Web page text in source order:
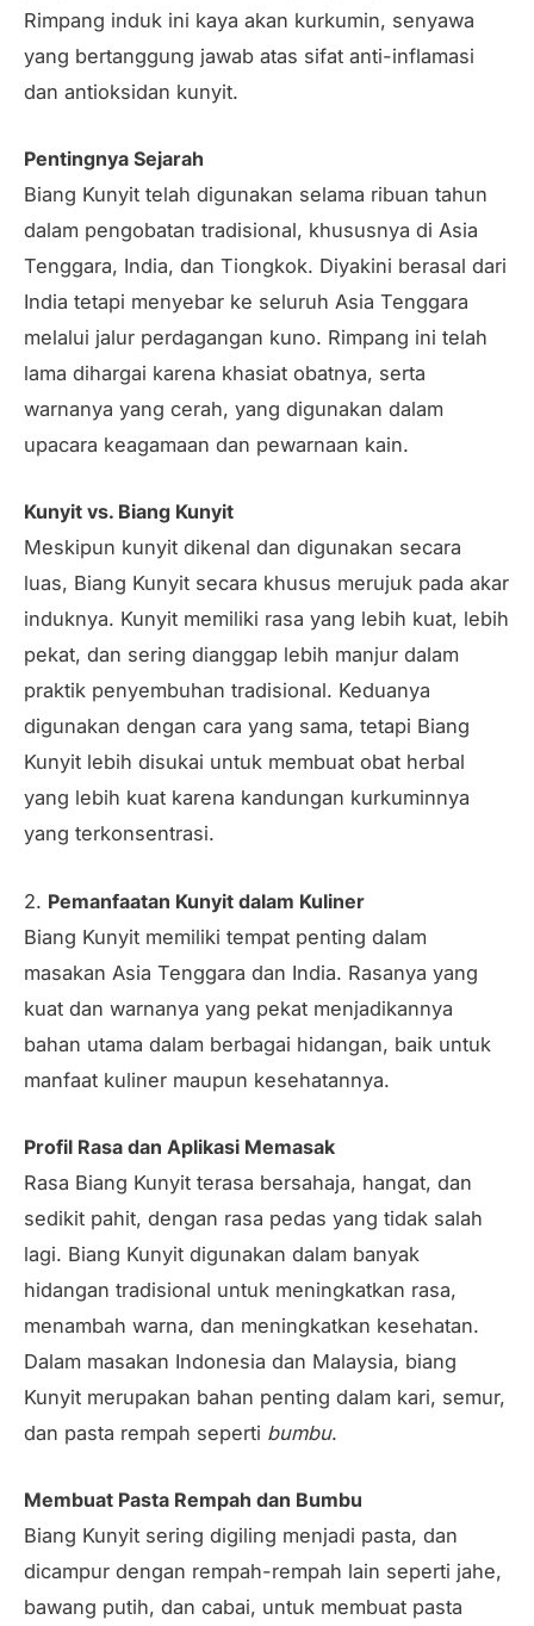
Rimpang induk ini kaya akan kurkumin, senyawa
yang bertanggung jawab atas sifat anti-inflamasi
dan antioksidan kunyit.
Pentingnya Sejarah
Biang Kunyit telah digunakan selama ribuan tahun
dalam pengobatan tradisional, khususnya di Asia
Tenggara, India, dan Tiongkok. Diyakini berasal dari
India tetapi menyebar ke seluruh Asia Tenggara
melalui jalur perdagangan kuno. Rimpang ini telah
lama dihargai karena khasiat obatnya, serta
warnanya yang cerah, yang digunakan dalam
upacara keagamaan dan pewarnaan kain.
Kunyit vs. Biang Kunyit
Meskipun kunyit dikenal dan digunakan secara
luas, Biang Kunyit secara khusus merujuk pada akar
induknya. Kunyit memiliki rasa yang lebih kuat, lebih
pekat, dan sering dianggap lebih manjur dalam
praktik penyembuhan tradisional. Keduanya
digunakan dengan cara yang sama, tetapi Biang
Kunyit lebih disukai untuk membuat obat herbal
yang lebih kuat karena kandungan kurkuminnya
yang terkonsentrasi.
2. Pemanfaatan Kunyit dalam Kuliner
Biang Kunyit memiliki tempat penting dalam
masakan Asia Tenggara dan India. Rasanya yang
kuat dan warnanya yang pekat menjadikannya
bahan utama dalam berbagai hidangan, baik untuk
manfaat kuliner maupun kesehatannya.
Profil Rasa dan Aplikasi Memasak
Rasa Biang Kunyit terasa bersahaja, hangat, dan
sedikit pahit, dengan rasa pedas yang tidak salah
lagi. Biang Kunyit digunakan dalam banyak
hidangan tradisional untuk meningkatkan rasa,
menambah warna, dan meningkatkan kesehatan.
Dalam masakan Indonesia dan Malaysia, biang
Kunyit merupakan bahan penting dalam kari, semur,
dan pasta rempah seperti bumbu.
Membuat Pasta Rempah dan Bumbu
Biang Kunyit sering digiling menjadi pasta, dan
dicampur dengan rempah-rempah lain seperti jahe,
bawang putih, dan cabai, untuk membuat pasta